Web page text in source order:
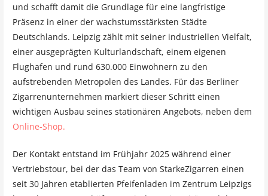
und schafft damit die Grundlage für eine langfristige
Präsenz in einer der wachstumsstärksten Städte
Deutschlands. Leipzig zählt mit seiner industriellen Vielfalt,
einer ausgeprägten Kulturlandschaft, einem eigenen
Flughafen und rund 630.000 Einwohnern zu den
aufstrebenden Metropolen des Landes. Für das Berliner
Zigarrenunternehmen markiert dieser Schritt einen
wichtigen Ausbau seines stationären Angebots, neben dem
Online-Shop.
Der Kontakt entstand im Frühjahr 2025 während einer
Vertriebstour, bei der das Team von StarkeZigarren einen
seit 30 Jahren etablierten Pfeifenladen im Zentrum Leipzigs